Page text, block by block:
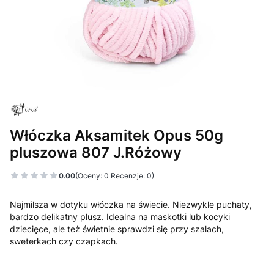
Włóczka Aksamitek Opus 50g
pluszowa 807 J.Różowy
0.00(Oceny: 0 Recenzje: 0)
Najmilsza w dotyku włóczka na świecie. Niezwykle puchaty,
bardzo delikatny plusz. Idealna na maskotki lub kocyki
dziecięce, ale też świetnie sprawdzi się przy szalach,
sweterkach czy czapkach.